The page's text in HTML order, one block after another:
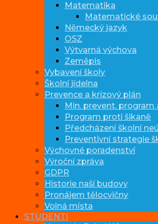
Matematika
Matematické
Německý jazyk
OSZ
Výtvarná výchova
Zeměpis
Vybavení školy
Školní jídelna
Prevence a krizový plán
Min. prevent. program
Program proti šikaně
Předcházení školní
Preventivní strategie
Výchovné poradenství
Výroční zpráva
GDPR
Historie naší budovy
Pronájem tělocvičny
Volná místa
STUDENTI